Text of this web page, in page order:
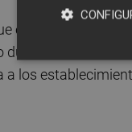
este dato
los meses
a los